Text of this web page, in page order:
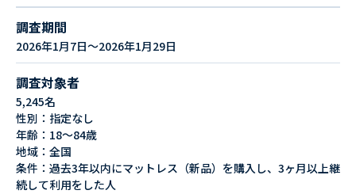
調査期間
2026年1月7日～2026年1月29日
調査対象者
5,245名
性別：指定なし
年齢：18〜84歳
地域：全国
条件：過去3年以内にマットレス（新品）を購入し、3ヶ月以上継
続して利用をした人